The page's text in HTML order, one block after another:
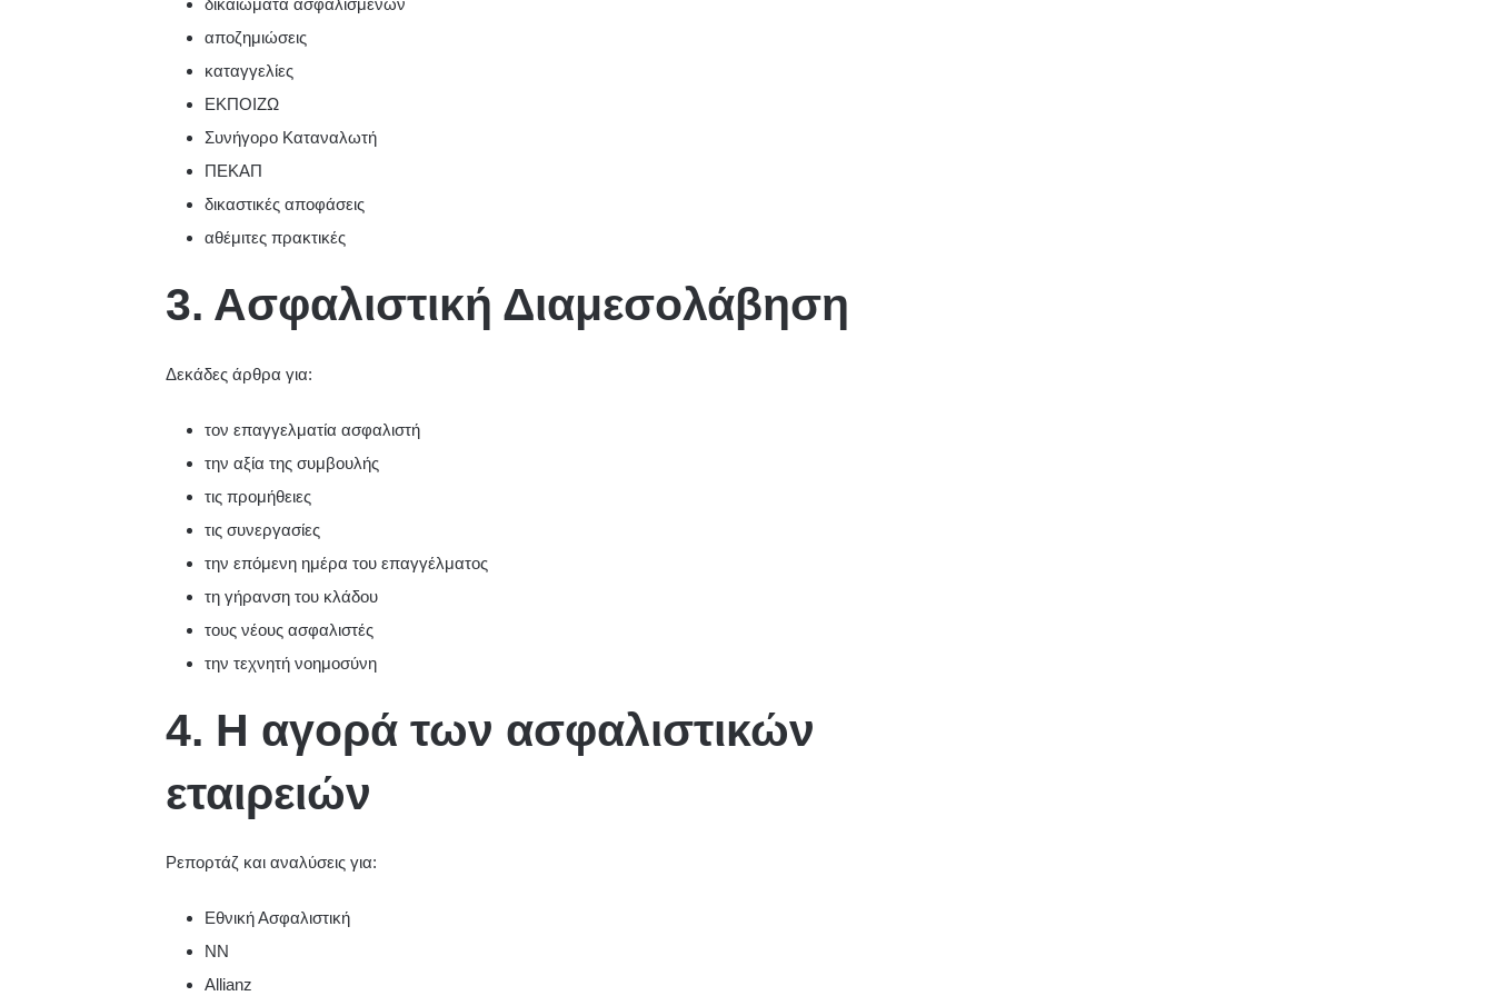
δικαιώματα ασφαλισμένων
αποζημιώσεις
καταγγελίες
ΕΚΠΟΙΖΩ
Συνήγορο Καταναλωτή
ΠΕΚΑΠ
δικαστικές αποφάσεις
αθέμιτες πρακτικές
3. Ασφαλιστική Διαμεσολάβηση
Δεκάδες άρθρα για:
τον επαγγελματία ασφαλιστή
την αξία της συμβουλής
τις προμήθειες
τις συνεργασίες
την επόμενη ημέρα του επαγγέλματος
τη γήρανση του κλάδου
τους νέους ασφαλιστές
την τεχνητή νοημοσύνη
4. Η αγορά των ασφαλιστικών
εταιρειών
Ρεπορτάζ και αναλύσεις για:
Εθνική Ασφαλιστική
NN
Allianz